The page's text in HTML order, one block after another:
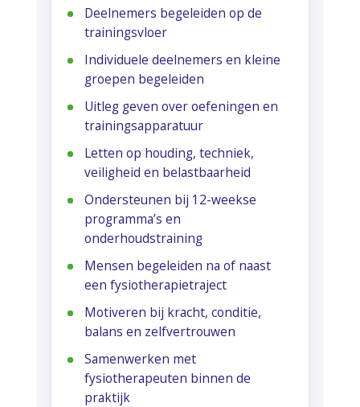
Deelnemers begeleiden op de
trainingsvloer
Individuele deelnemers en kleine
groepen begeleiden
Uitleg geven over oefeningen en
trainingsapparatuur
Letten op houding, techniek,
veiligheid en belastbaarheid
Ondersteunen bij 12-weekse
programma’s en
onderhoudstraining
Mensen begeleiden na of naast
een fysiotherapietraject
Motiveren bij kracht, conditie,
balans en zelfvertrouwen
Samenwerken met
fysiotherapeuten binnen de
praktijk